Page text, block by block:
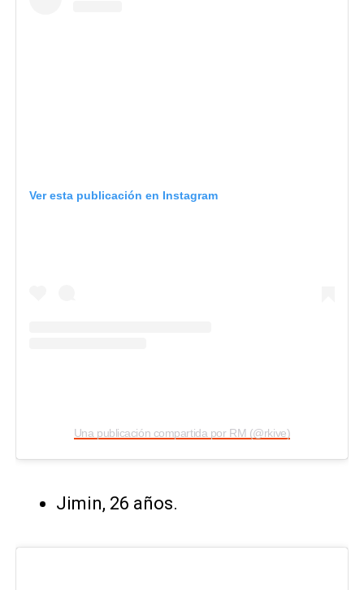
Ver esta publicación en Instagram
Una publicación compartida por RM (@rkive)
Jimin, 26 años.